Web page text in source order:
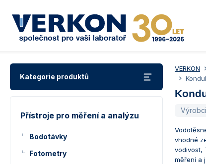
Kategorie produktů
Přístroje pro měření a analýzu
Bodotávky
Fotometry
VERKON
vhodné
vodivost,
měření a